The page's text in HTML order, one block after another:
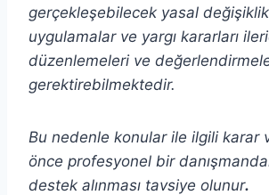
gerçekleşebilecek yasal
uygulamalar ve yargı kararları
düzenlemeleri ve
gerektirebilmektedir.
Bu nedenle konular ile ilgili karar
önce profesyonel bir
destek alınması tavsiye olunur.